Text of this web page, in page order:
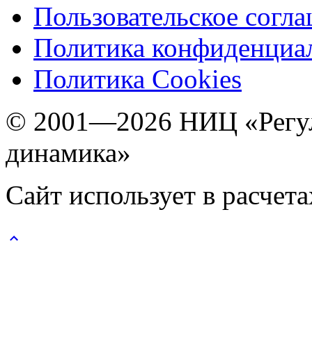
Пользовательское
Политика
Политика Cookies
© 2001—2026 НИЦ
динамика»
Сайт использует в